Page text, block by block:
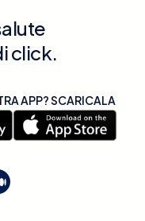
click.
APP? SCARICALA